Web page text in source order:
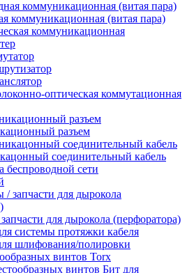
коммуникационная (витая пара)
коммуникационная
оптическая коммутационная
разъем
соединительный кабель
беспроводной сети
для дырокола (перфоратора)
системы протяжки кабеля
шлифования/полировки
винтов Torx
Бит для